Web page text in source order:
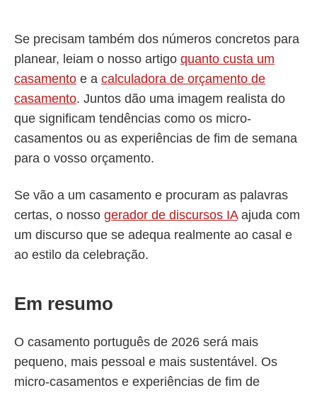
Se precisam também dos números concretos para
planear, leiam o nosso artigo quanto custa um
casamento e a calculadora de orçamento de
casamento. Juntos dão uma imagem realista do
que significam tendências como os micro-
casamentos ou as experiências de fim de semana
para o vosso orçamento.
Se vão a um casamento e procuram as palavras
certas, o nosso gerador de discursos IAajuda com
um discurso que se adequa realmente ao casal e
ao estilo da celebração.
Em resumo
O casamento português de 2026 será mais
pequeno, mais pessoal e mais sustentável. Os
micro-casamentos e experiências de fim de